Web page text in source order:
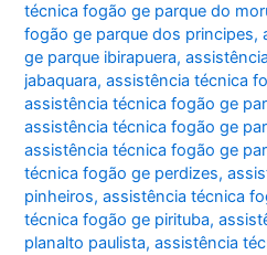
técnica fogão ge parque do
fogão ge parque dos principes,
ge parque ibirapuera,
jabaquara,assistência técnica
assistência técnica fogão ge
assistência técnica fogão ge
assistência técnica fogão ge
técnica fogão ge perdizes,
pinheiros,assistência técnica
técnica fogão ge pirituba,
planalto paulista,assistência